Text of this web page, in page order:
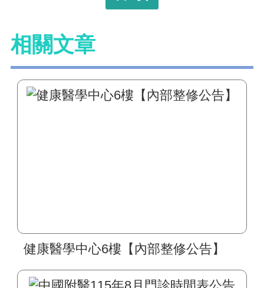
相關文章
健康醫學中心6樓【內部整修公告】